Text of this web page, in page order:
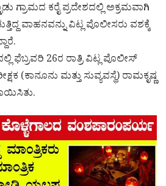
ಗ್ರಾಮದ ಕರೈ ಪ್ರದೇಶದಲ್ಲಿ ಅಕ್ರಮವಾಗಿ
ವಾಹನವನ್ನು ವಿಟ್ಲ ಪೊಲೀಸರು ವಶಕ್ಕೆ
26ರ ರಾತ್ರಿ ವಿಟ್ಲ ಪೊಲೀಸ್
(ಕಾನೂನು ಮತ್ತು ಸುವ್ಯವಸ್ಥೆ) ರಾಮಕೃಷ್ಣ